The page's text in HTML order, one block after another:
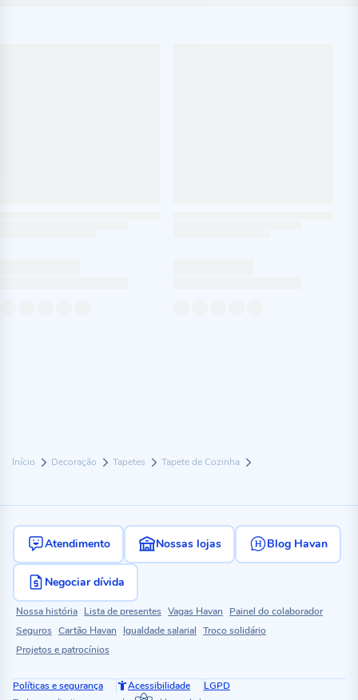
Início Decoração Tapetes Tapete de Cozinha
Atendimento Nossas lojas Blog Havan
Negociar dívida
Nossa história Lista de presentes Vagas Havan
Painel do colaborador
Seguros Cartão Havan Igualdade salarial Troco solidário
Projetos e patrocínios
Políticas e segurança Acessibilidade
LGPD